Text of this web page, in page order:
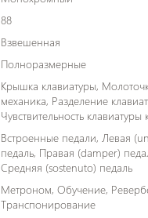
88
Взвешенная
Полноразмерные
Крышка клавиатуры, Молоточковая
механика, Разделение
Чувствительность
Встроенные педали, Левая (una corda)
педаль, Правая (damper)
Средняя (sostenuto) педаль
Метроном, Обучение, Реверберация,
Транспонирование